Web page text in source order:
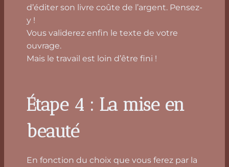
d’éditer son livre coûte de l’argent. Pensez-
y !
Vous validerez enfin le texte de votre
ouvrage.
Mais le travail est loin d’être fini !
Étape 4 : La mise en
beauté
En fonction du choix que vous ferez par la